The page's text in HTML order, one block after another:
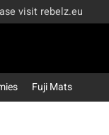
visit rebelz.eu
Fuji Mats